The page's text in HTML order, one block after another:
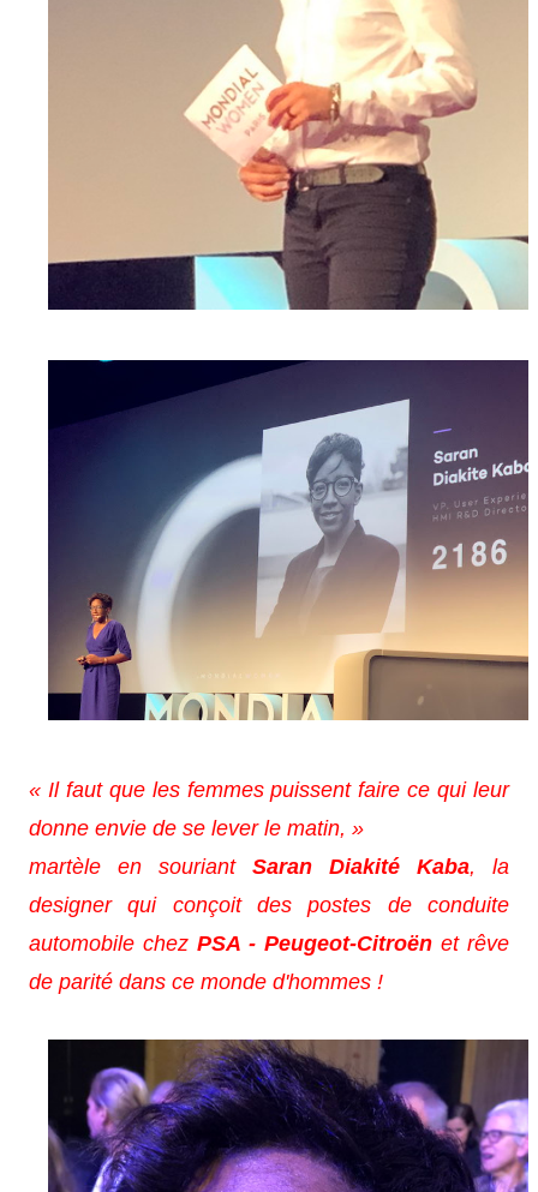
« Il faut que les femmes puissent faire ce qui leur
donne envie de se lever le matin, »
martèle en souriant Saran Diakité Kaba, la
designer qui conçoit des postes de conduite
automobile chez PSA - Peugeot-Citroën et rêve
de parité dans ce monde d'hommes !